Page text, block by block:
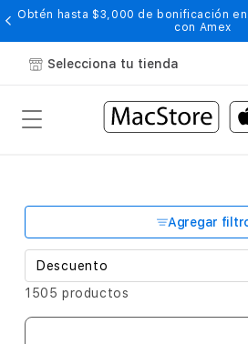
Obtén hasta $3,000 de bonificación
con Amex
Selecciona tu tienda
Agregar
1505 productos